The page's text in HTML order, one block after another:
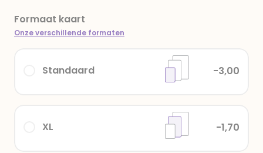
Formaat kaart
Onze verschillende formaten
XL -1,70
Standaard -3,00